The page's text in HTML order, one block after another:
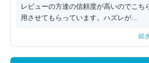
レビューの方達の信頼度が高いのでこち
用させてもらっています。ハズレが...
続